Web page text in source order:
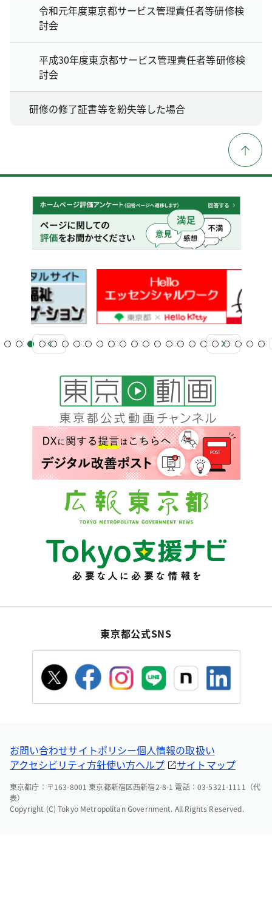
令和元年度東京都サービス管理責任者等研修検
討会
平成30年度東京都サービス管理責任者等研修検
討会
研修の修了証書等を紛失等した場合
東京都公式SNS
お問い合わせサイトポリシー個人情報の取扱い
アクセシビリティ方針使い方ヘルプ サイトマップ
東京都庁：〒163-8001 東京都新宿区西新宿2-8-1 電話：03-5321-1111（代
表）
Copyright (C) Tokyo Metropolitan Government. All Rights Reserved.